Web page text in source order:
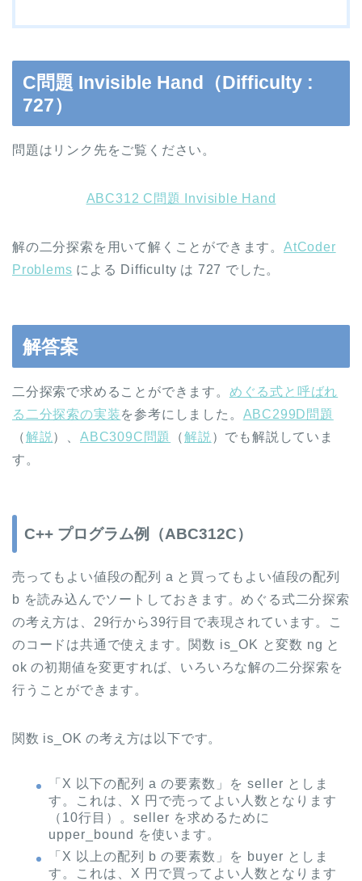
C問題 Invisible Hand（Difficulty :
727）
問題はリンク先をご覧ください。
ABC312 C問題 Invisible Hand
解の二分探索を用いて解くことができます。 AtCoder
Problems による Difficulty は 727 でした。
解答案
二分探索で求めることができます。 めぐる式と呼ばれ
る二分探索の実装を参考にしました。 ABC299D問題
（解説 ）、ABC309C問題 （解説 ）でも解説していま
す。
C++ プログラム例（ABC312C）
売ってもよい値段の配列 a と買ってもよい値段の配列
b を読み込んでソートしておきます。めぐる式二分探索
の考え方は、29行から39行目で表現されています。こ
のコードは共通で使えます。関数 is_OK と変数 ng と
ok の初期値を変更すれば、いろいろな解の二分探索を
行うことができます。
関数 is_OK の考え方は以下です。
「X 以下の配列 a の要素数」を seller としま
す。これは、X 円で売ってよい人数となります
（10行目）。seller を求めるために
upper_bound を使います。
「X 以上の配列 b の要素数」を buyer としま
す。これは、X 円で買ってよい人数となります